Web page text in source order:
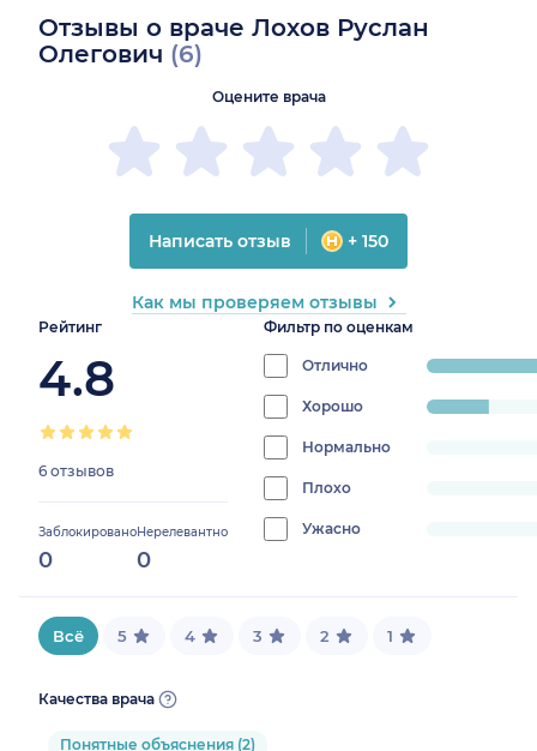
Отзывы о враче Лохов Руслан
Олегович (6)
Рейтинг
4.8
6 отзывов
Заблокировано
0
Нерелевантно
0
Фильтр по оценкам
Отличноprogress:
Хорошо
16.666666666666664%Нормально
0%
Плохо
0%
Ужасно
progress:
Оцените врача
Написать отзыв + 150
Как мы проверяем отзывы
Всё 5 4 3 2 1
Качества врача
Понятные объяснения (2)